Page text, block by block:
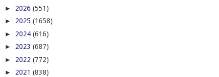
► 2026 (551)
► 2025 (1658)
► 2024 (616)
► 2023 (687)
► 2022 (772)
► 2021 (838)